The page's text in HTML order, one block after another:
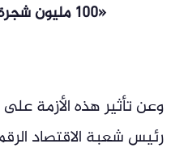
«100 مليون شجرة»| صور
وعن تأثير هذه الأزمة
رئيس شعبة الاقتصاد